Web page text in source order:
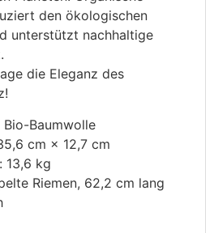
den ökologischen
unterstützt nachhaltige
die Eleganz des
Baumwolle
cm × 12,7 cm
13,6 kg
Riemen, 62,2 cm lang